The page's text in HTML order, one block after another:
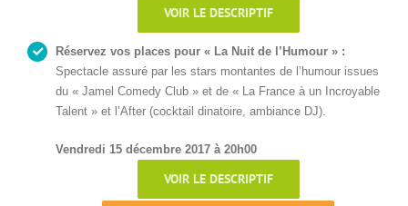
VOIR LE DESCRIPTIF
Réservez vos places pour « La Nuit de l’Humour » :
Spectacle assuré par les stars montantes de l’humour issues
du « Jamel Comedy Club » et de « La France à un Incroyable
Talent » et l’After (cocktail dinatoire, ambiance DJ).
Vendredi 15 décembre 2017 à 20h00
VOIR LE DESCRIPTIF